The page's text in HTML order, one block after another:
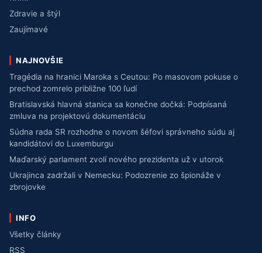
Zdravie a štýl
Zaujímavé
NAJNOVŠIE
Tragédia na hranici Maroka s Ceutou: Po masovom pokuse o
prechod zomrelo približne 100 ľudí
Bratislavská hlavná stanica sa konečne dočká: Podpísaná
zmluva na projektovú dokumentáciu
Súdna rada SR rozhodne o novom šéfovi správneho súdu aj
kandidátovi do Luxemburgu
Maďarský parlament zvolí nového prezidenta už v utorok
Ukrajinca zadržali v Nemecku: Podozrenie zo špionáže v
zbrojovke
INFO
Všetky články
RSS